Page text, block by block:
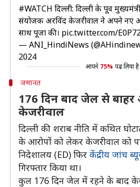
#WATCH दिल्ली: दिल्ली के पूर्व
संयोजक अरविंद केजरीवाल ने अपने नए
साथ पूजा की। pic.twitter.com/
— ANI_HindiNews
2024
आपने 75% पढ़ लिया है
जमानत
176 दिन बाद जेल से
केजरीवाल
दिल्ली की शराब नीति में कथित
के आरोपों को लेकर केजरीवाल को
निदेशालय (ED) फिर केंद्रीय जांच
गिरफ्तार किया था।
कुल 176 दिन जेल में रहने के बाद